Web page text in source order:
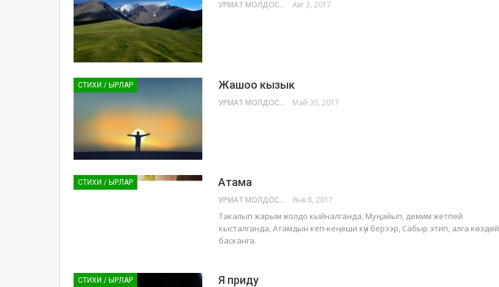
УРМАТ МОЛДОСАНОВ Авг 2, 2017
СТИХИ / ЫРЛАР Жашоо кызык
УРМАТ МОЛДОСАНОВ Май 30, 2017
СТИХИ / ЫРЛАР Атама
УРМАТ МОЛДОСАНОВ Янв 8, 2017
Такалып жарым жолдо кыйналганда, Муңайып, демим жетпей
кысталганда, Атамдын кеп-кеңеши күч берээр, Сабыр этип, алга көздөй
басканга.
СТИХИ / ЫРЛАР Я приду